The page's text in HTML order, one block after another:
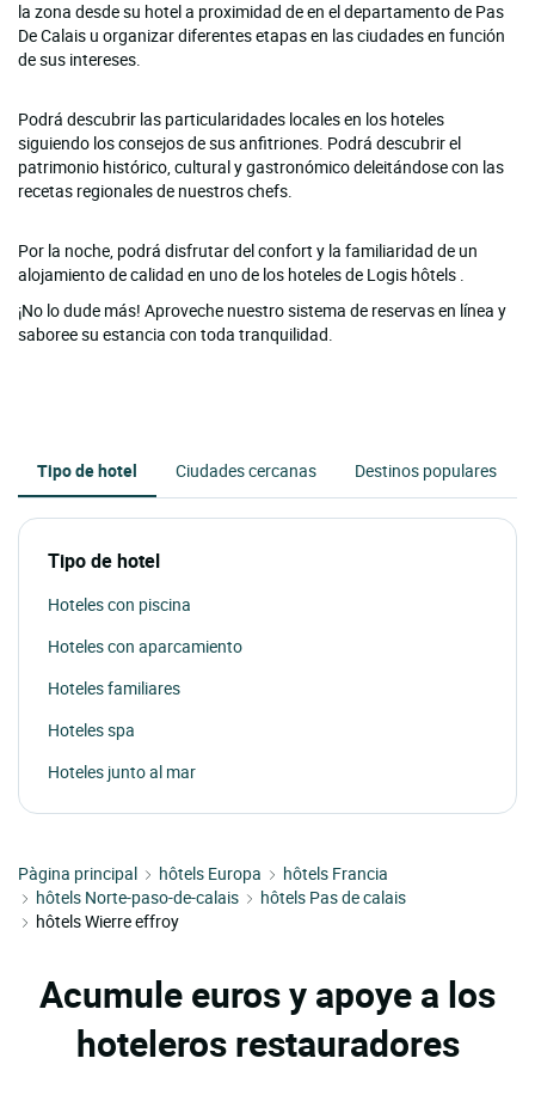
la zona desde su hotel a proximidad de en el departamento de Pas
De Calais u organizar diferentes etapas en las ciudades en función
de sus intereses.
Podrá descubrir las particularidades locales en los hoteles
siguiendo los consejos de sus anfitriones. Podrá descubrir el
patrimonio histórico, cultural y gastronómico deleitándose con las
recetas regionales de nuestros chefs.
Por la noche, podrá disfrutar del confort y la familiaridad de un
alojamiento de calidad en uno de los hoteles de Logis hôtels .
¡No lo dude más! Aproveche nuestro sistema de reservas en línea y
saboree su estancia con toda tranquilidad.
Tipo de hotel Ciudades cercanas Destinos populares
Tipo de hotel
Hoteles con piscina
Hoteles con aparcamiento
Hoteles familiares
Hoteles spa
Hoteles junto al mar
Pàgina principal hôtels Europa
hôtels Francia
hôtels Norte-paso-de-calais
hôtels Pas de calais
hôtels Wierre effroy
Acumule euros y apoye a los
hoteleros restauradores